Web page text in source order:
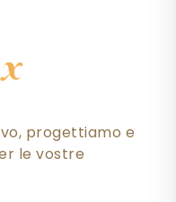
progettiamo e
le vostre